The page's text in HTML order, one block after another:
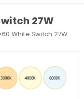
27W
White Switch 27W